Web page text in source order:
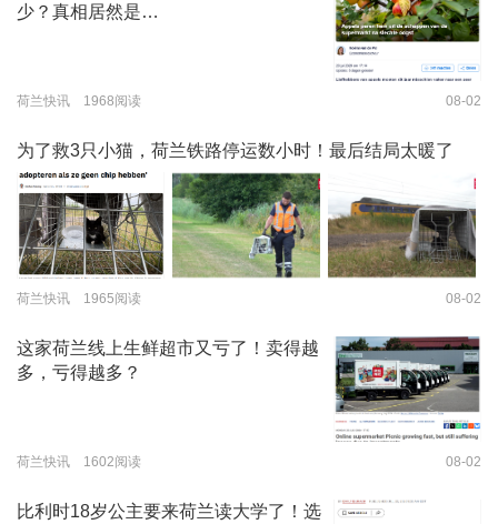
少？真相居然是…
荷兰快讯 1968阅读 08-02
为了救3只小猫，荷兰铁路停运数小时！最后结局太暖了
荷兰快讯 1965阅读 08-02
这家荷兰线上生鲜超市又亏了！卖得越
多，亏得越多？
荷兰快讯 1602阅读 08-02
比利时18岁公主要来荷兰读大学了！选